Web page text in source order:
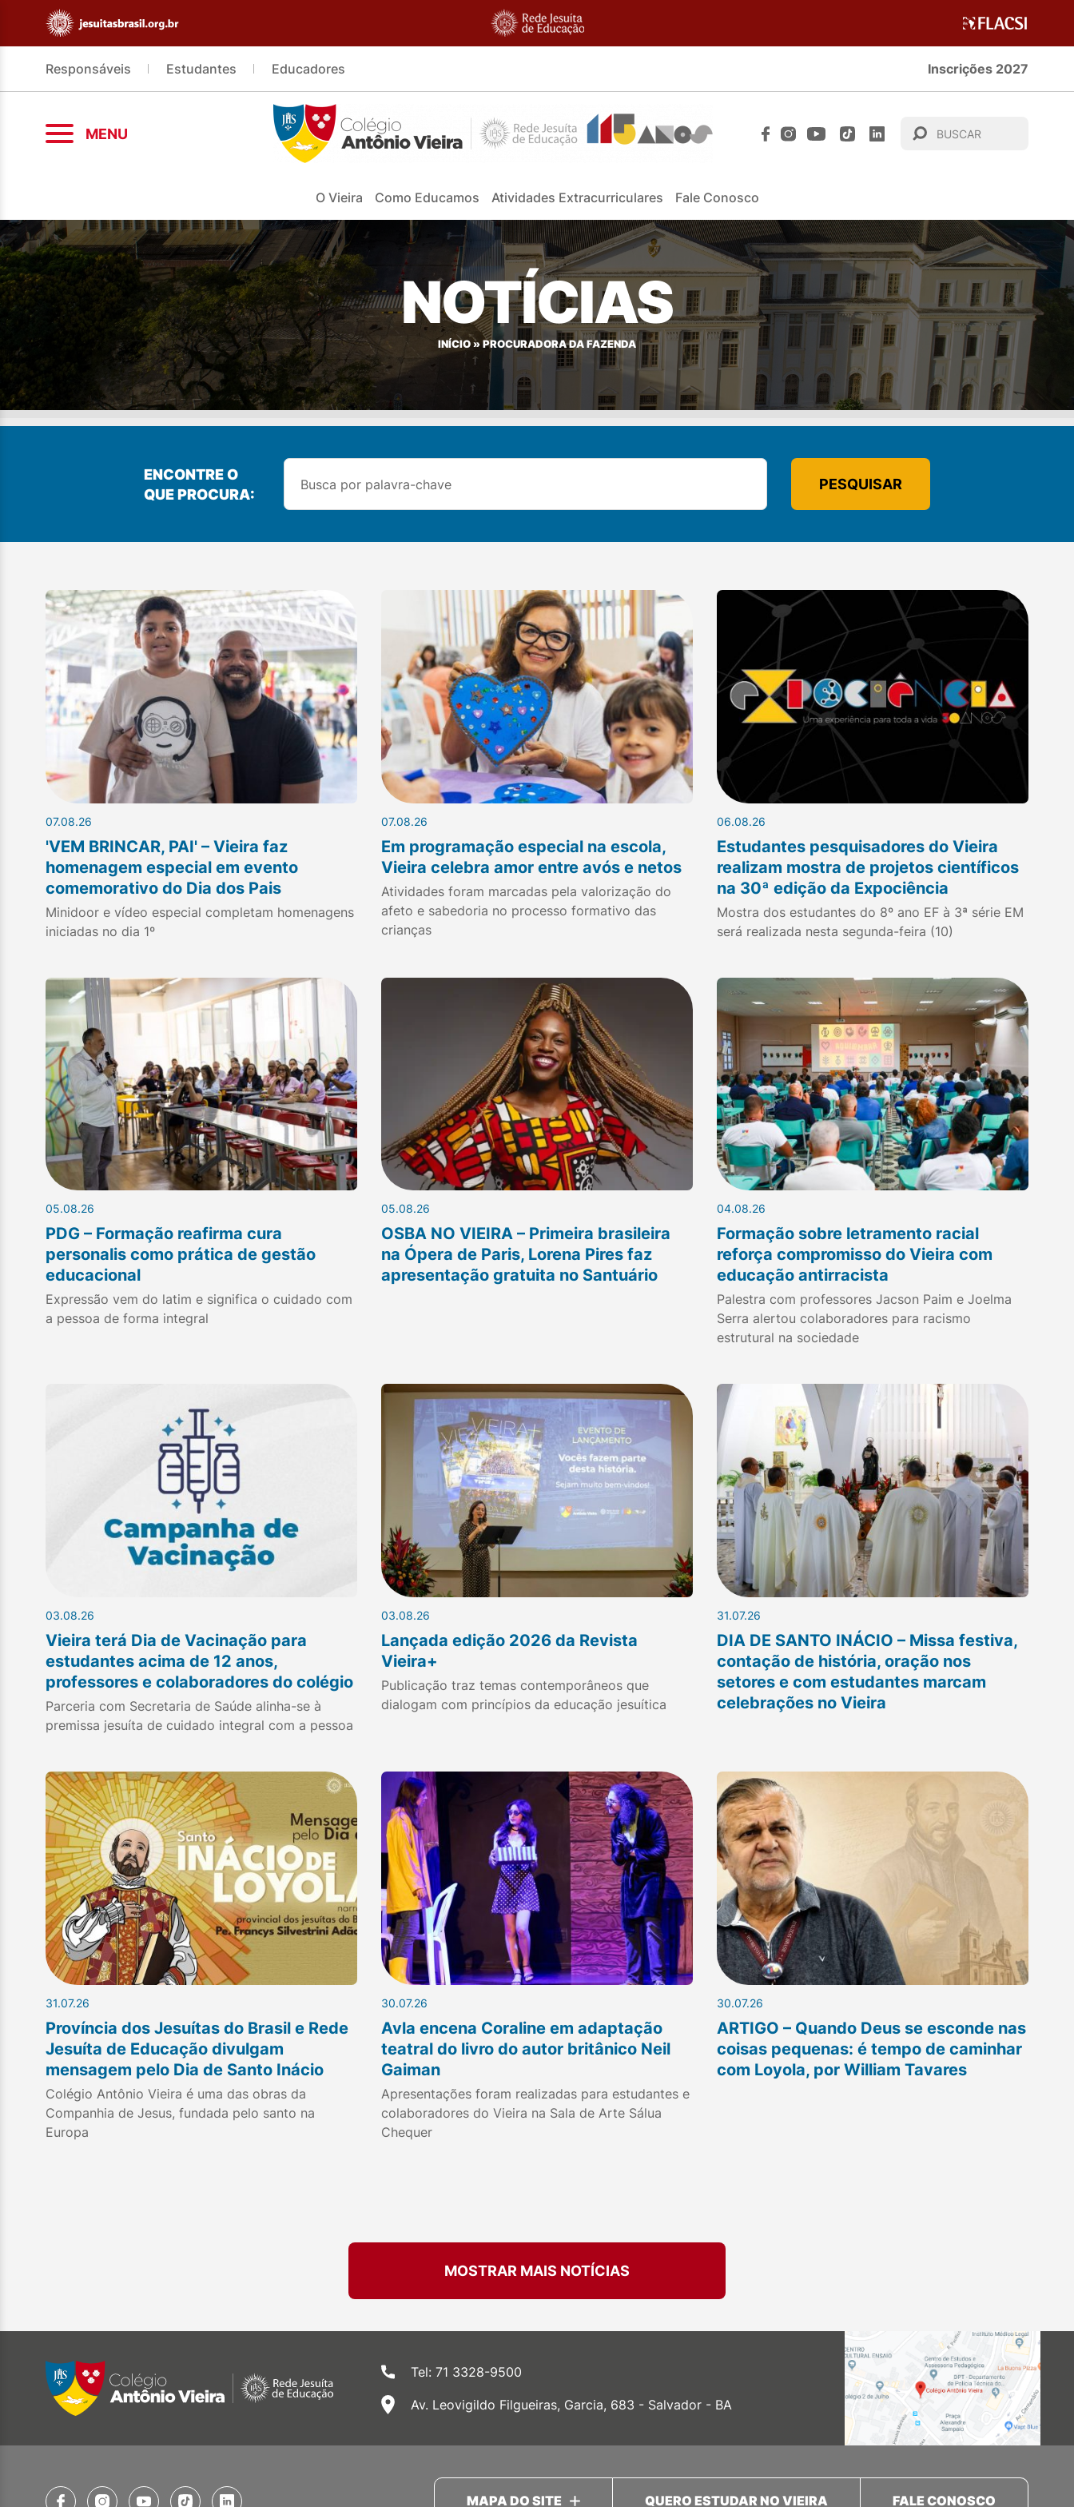
Responsáveis Estudantes Educadores Inscrições 2027
MENU
O Vieira Como Educamos Atividades Extracurriculares Fale Conosco
NOTÍCIAS
INÍCIO » PROCURADORA DA FAZENDA
ENCONTRE O
QUE PROCURA:
PESQUISAR
07.08.26
'VEM BRINCAR, PAI' – Vieira faz
homenagem especial em evento
comemorativo do Dia dos Pais
Minidoor e vídeo especial completam homenagens
iniciadas no dia 1º
07.08.26
Em programação especial na escola,
Vieira celebra amor entre avós e netos
Atividades foram marcadas pela valorização do
afeto e sabedoria no processo formativo das
crianças
06.08.26
Estudantes pesquisadores do Vieira
realizam mostra de projetos científicos
na 30ª edição da Expociência
Mostra dos estudantes do 8º ano EF à 3ª série EM
será realizada nesta segunda-feira (10)
05.08.26
PDG – Formação reafirma cura
personalis como prática de gestão
educacional
Expressão vem do latim e significa o cuidado com
a pessoa de forma integral
05.08.26
OSBA NO VIEIRA – Primeira brasileira
na Ópera de Paris, Lorena Pires faz
apresentação gratuita no Santuário
04.08.26
Formação sobre letramento racial
reforça compromisso do Vieira com
educação antirracista
Palestra com professores Jacson Paim e Joelma
Serra alertou colaboradores para racismo
estrutural na sociedade
03.08.26
Vieira terá Dia de Vacinação para
estudantes acima de 12 anos,
professores e colaboradores do colégio
Parceria com Secretaria de Saúde alinha-se à
premissa jesuíta de cuidado integral com a pessoa
03.08.26
Lançada edição 2026 da Revista
Vieira+
Publicação traz temas contemporâneos que
dialogam com princípios da educação jesuítica
31.07.26
DIA DE SANTO INÁCIO – Missa festiva,
contação de história, oração nos
setores e com estudantes marcam
celebrações no Vieira
31.07.26
Província dos Jesuítas do Brasil e Rede
Jesuíta de Educação divulgam
mensagem pelo Dia de Santo Inácio
Colégio Antônio Vieira é uma das obras da
Companhia de Jesus, fundada pelo santo na
Europa
30.07.26
Avla encena Coraline em adaptação
teatral do livro do autor britânico Neil
Gaiman
Apresentações foram realizadas para estudantes e
colaboradores do Vieira na Sala de Arte Sálua
Chequer
30.07.26
ARTIGO – Quando Deus se esconde nas
coisas pequenas: é tempo de caminhar
com Loyola, por William Tavares
MOSTRAR MAIS NOTÍCIAS
Tel: 71 3328-9500
Av. Leovigildo Filgueiras, Garcia, 683 - Salvador - BA
MAPA DO SITE QUERO ESTUDAR NO VIEIRA FALE CONOSCO